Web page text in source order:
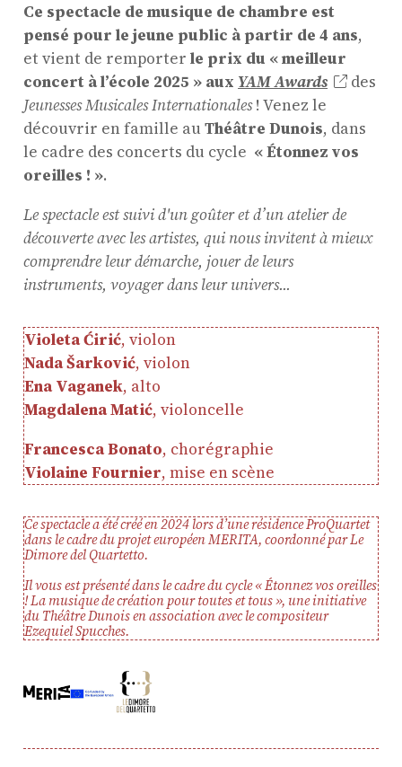
Ce spectacle de musique de chambre est
pensé pour le jeune public à partir de 4 ans,
et vient de remporterle prix du « meilleur
concert à l’école 2025 » aux YAM Awards
des
Jeunesses Musicales Internationales! Venez le
découvrir en famille auThéâtre Dunois, dans
le cadre des concerts du cycle « Étonnez vos
oreilles ! ».
Le spectacle est suivi d'un goûter et d’un atelier de
découverte avec les artistes, qui nous invitent à mieux
comprendre leur démarche, jouer de leurs
instruments, voyager dans leur univers...
Violeta Ćirić, violon
Nada Šarković, violon
Ena Vaganek, alto
Magdalena Matić, violoncelle
Francesca Bonato, chorégraphie
Violaine Fournier, mise en scène
Ce spectacle a été créé en 2024 lors d’une résidence ProQuartet
dans le cadre du projet européen MERITA, coordonné par Le
Dimore del Quartetto.
Il vous est présenté dans le cadre du cycle « Étonnez vos oreilles
!La musique de création pour toutes et tous», une initiative
du Théâtre Dunois en association avec le compositeur
Ezequiel Spucches.
ProQuartet - Centre
Européen de Musique de
Chambre
Résidence jeunes
interprètes
Formation
professionnelle et
masterclasses
Projets européens
Actions culturelles
Concerts et événements
Pratiques amateurs
Agenda
Actualités
Soutenir ProQuartet
Vidéos des masterclasses